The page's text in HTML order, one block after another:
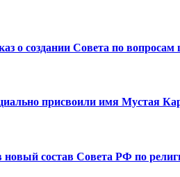
о создании Совета по
присвоили имя Мустая
состав Совета РФ по